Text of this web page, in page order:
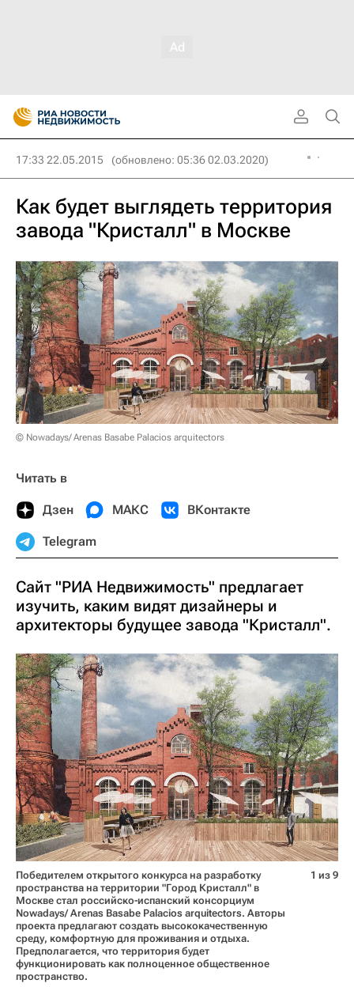
17:33 22.05.2015 (обновлено: 05:36 02.03.2020)
Как будет выглядеть территория
завода "Кристалл" в Москве
© Nowadays/ Arenas Basabe Palacios arquitectors
Читать в
Дзен МАКС ВКонтакте
Telegram
Сайт "РИА Недвижимость" предлагает
изучить, каким видят дизайнеры и
архитекторы будущее завода "Кристалл".
Победителем открытого конкурса на разработку
пространства на территории "Город Кристалл" в
Москве стал российско-испанский консорциум
Nowadays/ Arenas Basabe Palacios arquitectors. Авторы
проекта предлагают создать высококачественную
среду, комфортную для проживания и отдыха.
Предполагается, что территория будет
функционировать как полноценное общественное
пространство.
1 из 9